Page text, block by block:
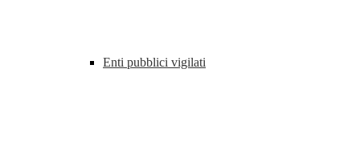
Enti pubblici vigilati